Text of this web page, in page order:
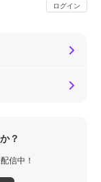
ログイン
？
信中！